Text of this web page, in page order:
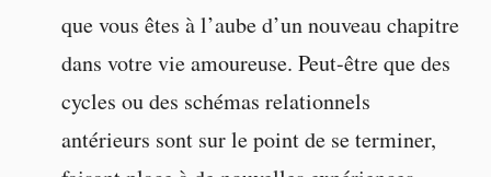
que vous êtes à l’aube d’un nouveau chapitre
dans votre vie amoureuse. Peut-être que des
cycles ou des schémas relationnels
antérieurs sont sur le point de se terminer,